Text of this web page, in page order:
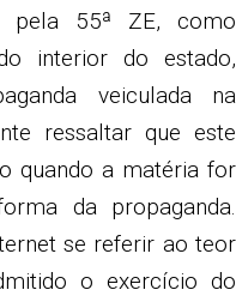
pela 55ª ZE, como
interior do estado,
veiculada na
ressaltar que este
quando a matéria for
da propaganda.
se referir ao teor
o exercício do